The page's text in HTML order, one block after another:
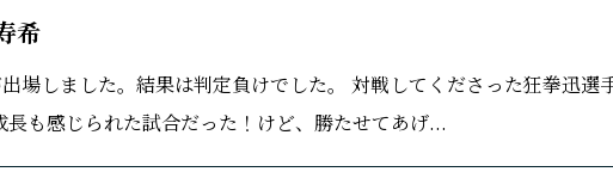
希
場しました。結果は判定負けでした。 対戦してくださった狂拳迅選
も感じられた試合だった！けど、勝たせてあげ...